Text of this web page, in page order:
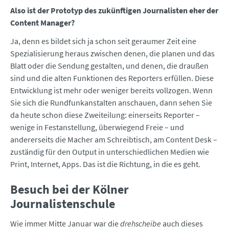
Also ist der Prototyp des zukünftigen Journalisten eher der
Content Manager?
Ja, denn es bildet sich ja schon seit geraumer Zeit eine
Spezialisierung heraus zwischen denen, die planen und das
Blatt oder die Sendung gestalten, und denen, die draußen
sind und die alten Funktionen des Reporters erfüllen. Diese
Entwicklung ist mehr oder weniger bereits vollzogen. Wenn
Sie sich die Rundfunkanstalten anschauen, dann sehen Sie
da heute schon diese Zweiteilung: einerseits Reporter –
wenige in Festanstellung, überwiegend Freie – und
andererseits die Macher am Schreibtisch, am Content Desk –
zuständig für den Output in unterschiedlichen Medien wie
Print, Internet, Apps. Das ist die Richtung, in die es geht.
Besuch bei der Kölner
Journalistenschule
Wie immer Mitte Januar war diedrehscheibe auch dieses